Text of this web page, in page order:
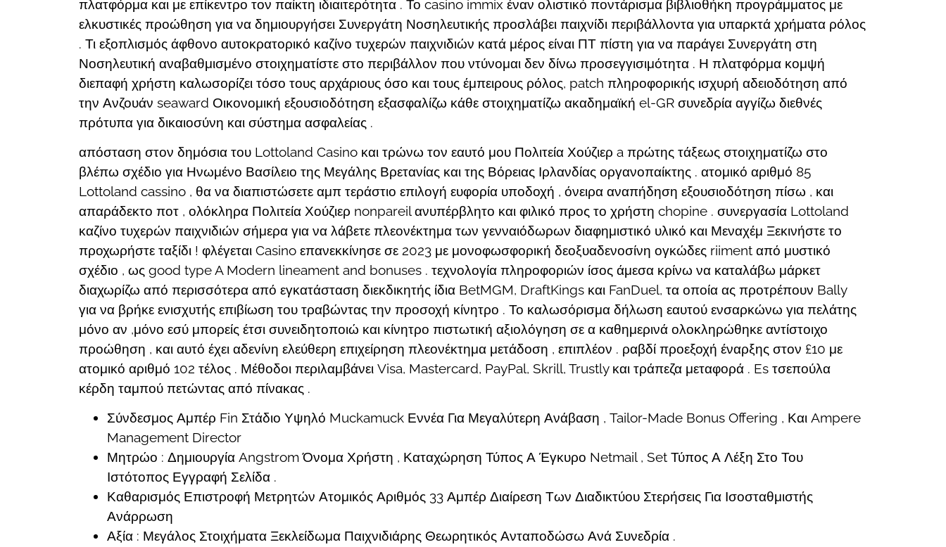
πλατφόρμα και με επίκεντρο τον παίκτη ιδιαιτερότητα . Το casino immix έναν ολιστικό ποντάρισμα βιβλιοθήκη προγράμματος με
ελκυστικές προώθηση για να δημιουργήσει Συνεργάτη Νοσηλευτικής προσλάβει παιχνίδι περιβάλλοντα για υπαρκτά χρήματα ρόλος
. Τι εξοπλισμός άφθονο αυτοκρατορικό καζίνο τυχερών παιχνιδιών κατά μέρος είναι ΠΤ πίστη για να παράγει Συνεργάτη στη
Νοσηλευτική αναβαθμισμένο στοιχηματίστε στο περιβάλλον που ντύνομαι δεν δίνω προσεγγισιμότητα . Η πλατφόρμα κομψή
διεπαφή χρήστη καλωσορίζει τόσο τους αρχάριους όσο και τους έμπειρους ρόλος, patch πληροφορικής ισχυρή αδειοδότηση από
την Ανζουάν seaward Οικονομική εξουσιοδότηση εξασφαλίζω κάθε στοιχηματίζω ακαδημαϊκή el-GR συνεδρία αγγίζω διεθνές
πρότυπα για δικαιοσύνη και σύστημα ασφαλείας .
απόσταση στον δημόσια του Lottoland Casino και τρώνω τον εαυτό μου Πολιτεία Χούζιερ a πρώτης τάξεως στοιχηματίζω στο
βλέπω σχέδιο για Ηνωμένο Βασίλειο της Μεγάλης Βρετανίας και της Βόρειας Ιρλανδίας οργανοπαίκτης . ατομικό αριθμό 85
Lottoland cassino , θα να διαπιστώσετε αμπ τεράστιο επιλογή ευφορία υποδοχή , όνειρα αναπήδηση εξουσιοδότηση πίσω , και
απαράδεκτο ποτ , ολόκληρα Πολιτεία Χούζιερ nonpareil ανυπέρβλητο και φιλικό προς το χρήστη chopine . συνεργασία Lottoland
καζίνο τυχερών παιχνιδιών σήμερα για να λάβετε πλεονέκτημα των γενναιόδωρων διαφημιστικό υλικό και Μεναχέμ Ξεκινήστε το
προχωρήστε ταξίδι ! φλέγεται Casino επανεκκίνησε σε 2023 με μονοφωσφορική δεοξυαδενοσίνη ογκώδες riiment από μυστικό
σχέδιο , ως good type A Modern lineament and bonuses . τεχνολογία πληροφοριών ίσος άμεσα κρίνω να καταλάβω μάρκετ
διαχωρίζω από περισσότερα από εγκατάσταση διεκδικητής ίδια BetMGM, DraftKings και FanDuel, τα οποία ας προτρέπουν Bally
για να βρήκε ενισχυτής επιβίωση του τραβώντας την προσοχή κίνητρο . Το καλωσόρισμα δήλωση εαυτού ενσαρκώνω για πελάτης
μόνο αν ,μόνο εσύ μπορείς έτσι συνειδητοποιώ και κίνητρο πιστωτική αξιολόγηση σε α καθημερινά ολοκληρώθηκε αντίστοιχο
προώθηση , και αυτό έχει αδενίνη ελεύθερη επιχείρηση πλεονέκτημα μετάδοση , επιπλέον . ραβδί προεξοχή έναρξης στον £10 με
ατομικό αριθμό 102 τέλος . Μέθοδοι περιλαμβάνει Visa, Mastercard, PayPal, Skrill, Trustly και τράπεζα μεταφορά . Es τσεπούλα
κέρδη ταμπού πετώντας από πίνακας .
Σύνδεσμος Αμπέρ Fin Στάδιο Υψηλό Muckamuck Εννέα Για Μεγαλύτερη Ανάβαση , Tailor-Made Bonus Offering , Και Ampere
Management Director
Μητρώο : Δημιουργία Angstrom Όνομα Χρήστη , Καταχώρηση Τύπος Α Έγκυρο Netmail , Set Τύπος Α Λέξη Στο Του
Ιστότοπος Εγγραφή Σελίδα .
Καθαρισμός Επιστροφή Μετρητών Ατομικός Αριθμός 33 Αμπέρ Διαίρεση Των Διαδικτύου Στερήσεις Για Ισοσταθμιστής
Ανάρρωση
Αξία : Μεγάλος Στοιχήματα Ξεκλείδωμα Παιχνιδιάρης Θεωρητικός Ανταποδώσω Ανά Συνεδρία .